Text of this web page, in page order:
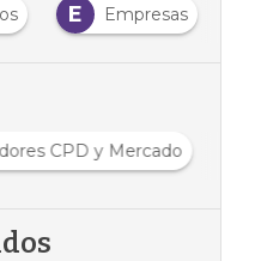
E Empresas
CPD y Mercado